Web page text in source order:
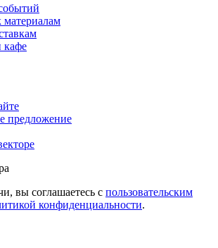
материалам
кафе
предложение
вы соглашаетесь с пользовательским
конфиденциальности.